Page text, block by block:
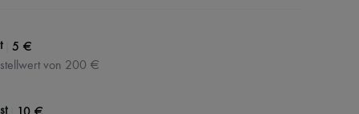
5 €
von 200 €
10 €